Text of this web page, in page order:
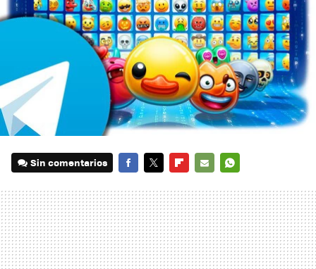
Sin comentarios
MAIL